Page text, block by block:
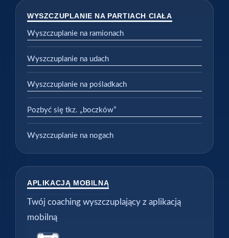
WYSZCZUPLANIE NA PARTIACH CIAŁA
Wyszczuplanie na ramionach
Wyszczuplanie na udach
Wyszczuplanie na pośladkach
Pozbyć się tkz. „boczków”
Wyszczuplanie na nogach
APLIKACJĄ MOBILNĄ
Twój coaching wyszczuplający z aplikacją
mobilną